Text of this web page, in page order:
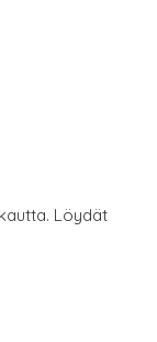
Löydät